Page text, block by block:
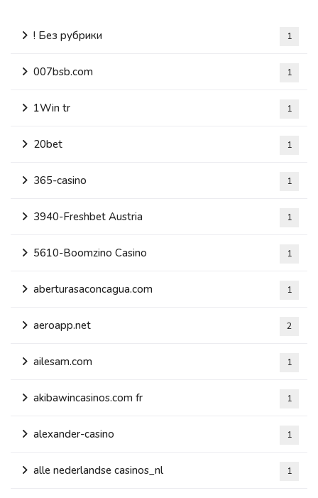
! Без рубрики 1
007bsb.com 1
1Win tr 1
20bet 1
365-casino 1
3940-Freshbet Austria 1
5610-Boomzino Casino 1
aberturasaconcagua.com 1
aeroapp.net 2
ailesam.com 1
akibawincasinos.com fr 1
alexander-casino 1
alle nederlandse casinos_nl 1